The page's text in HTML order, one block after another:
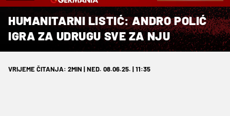
HUMANITARNI LISTIĆ: ANDRO POLIĆ
IGRA ZA UDRUGU SVE ZA NJU
VRIJEME ČITANJA: 2MIN | NED. 08.06.25. | 11:35